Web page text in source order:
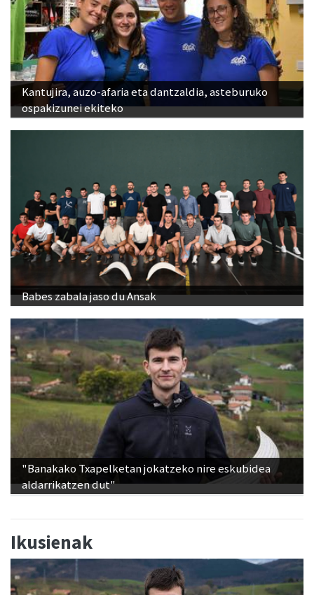
Kantujira, auzo-afaria eta dantzaldia, asteburuko
ospakizunei ekiteko
Babes zabala jaso du Ansak
"Banakako Txapelketan jokatzeko nire eskubidea
aldarrikatzen dut"
Ikusienak